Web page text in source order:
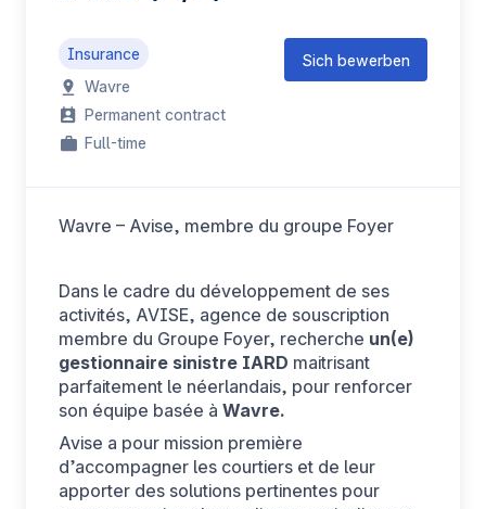
DE
Sich bewerben
Insurance
Wavre
Permanent contract
Full-time
Wavre – Avise, membre du groupe Foyer
Dans le cadre du développement de ses
activités, AVISE, agence de souscription
membre du Groupe Foyer, recherche un(e)
gestionnaire sinistre IARD maitrisant
parfaitement le néerlandais, pour renforcer
son équipe basée à Wavre.
Avise a pour mission première
d’accompagner les courtiers et de leur
apporter des solutions pertinentes pour